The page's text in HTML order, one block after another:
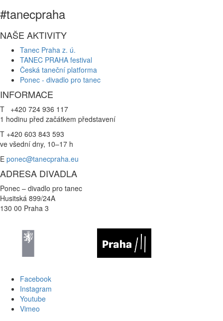
#tanecpraha
NAŠE AKTIVITY
Tanec Praha z. ú.
TANEC PRAHA festival
Česká taneční platforma
Ponec - divadlo pro tanec
INFORMACE
T +420 724 936 117
1 hodinu před začátkem představení
T +420 603 843 593
ve všední dny, 10–17 h
E ponec@tanecpraha.eu
ADRESA DIVADLA
Ponec – divadlo pro tanec
Husitská 899/24A
130 00 Praha 3
Facebook
Instagram
Youtube
Vimeo